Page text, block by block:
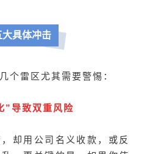
具体冲击
个雷区尤其需要警惕：
”导致双重风险
却用公司名义收款，或反